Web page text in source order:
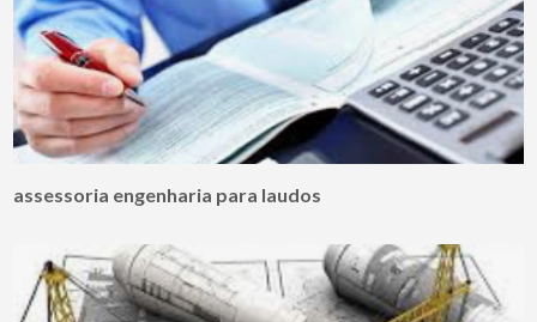
assessoria engenharia para laudos